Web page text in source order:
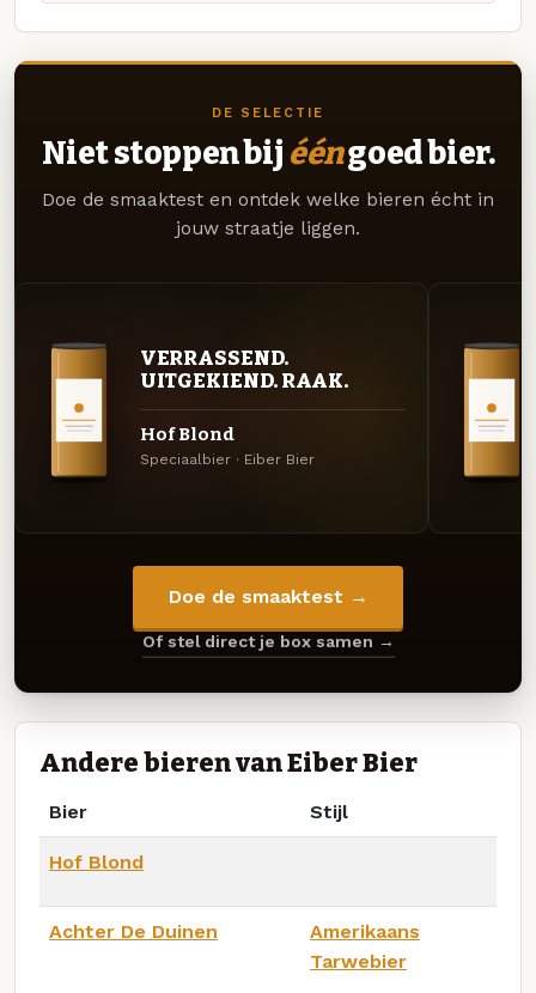
DE SELECTIE
Niet stoppen bij ééngoed bier.
Doe de smaaktest en ontdek welke bieren écht in
jouw straatje liggen.
VERRASSEND.
UITGEKIEND. RAAK.
Hof Blond
Speciaalbier · Eiber Bier
Doe de smaaktest →
Of stel direct je box samen →
Andere bieren van Eiber Bier
Bier Stijl
Hof Blond
Achter De Duinen
Amerikaans
Tarwebier